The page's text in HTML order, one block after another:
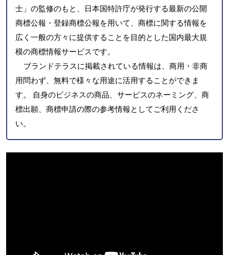
士」の監修のもと、日本国特許庁が発行する最新の公開
商標公報・登録商標公報を用いて、商標に関する情報を
広く一般の方々に提供することを目的とした国内最大規
模の商標情報サービスです。
ブランドテラスに掲載されている情報は、商用・非商
用問わず、無料で様々な用途に活用することができま
す。 自身のビジネスの商品、サービスのネーミング、商
標出願、商標申請の際の参考情報としてご利用くださ
い。